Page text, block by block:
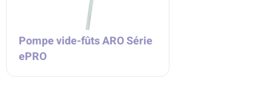
Pompe vide-fûts ARO Série
ePRO